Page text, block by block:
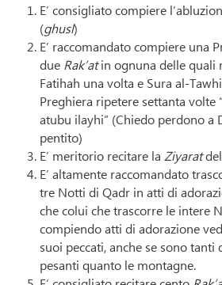
E’ consigliato compiere
(ghusl)
E’ raccomandato compiere una
due Rak’atin ognuna delle quali
Fatihah una volta e Sura al-
Preghiera ripetere settanta volte
atubu ilayhi” (Chiedo perdono a
pentito)
E’ meritorio recitare la Ziyarat
E’ altamente raccomandato
tre Notti di Qadr in atti di
che colui che trascorre le intere
compiendo atti di adorazione
suoi peccati, anche se sono tanti
pesanti quanto le montagne.